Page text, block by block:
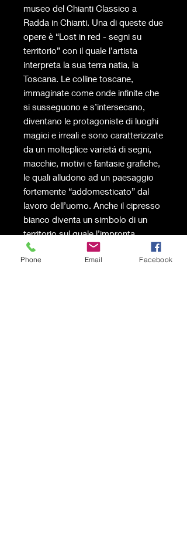
museo del Chianti Classico a
Radda in Chianti. Una di queste due
opere è “Lost in red - segni su
territorio” con il quale l’artista
interpreta la sua terra natia, la
Toscana. Le colline toscane,
immaginate come onde infinite che
si susseguono e s’intersecano,
diventano le protagoniste di luoghi
magici e irreali e sono caratterizzate
da un molteplice varietá di segni,
macchie, motivi e fantasie grafiche,
le quali alludono ad un paesaggio
fortemente “addomesticato” dal
lavoro dell’uomo. Anche il cipresso
bianco diventa un simbolo di un
territorio sul quale l’impronta
dell’uomo ha un forte impatto che
se fatto con rispetto porta a grandi
Phone Email Facebook